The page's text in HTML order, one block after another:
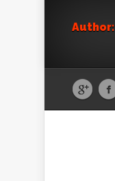
Author: